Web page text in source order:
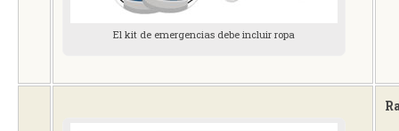
El kit de emergencias debe incluir ropa